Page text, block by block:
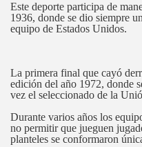
Este deporte participa de
1936, donde se dio siempre
equipo de Estados Unidos.
La primera final que cayó
edición del año 1972, donde
vez el seleccionado de la
Durante varios años los
no permitir que jueguen
planteles se conformaron